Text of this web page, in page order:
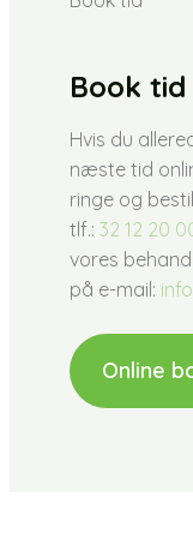
Book
Hvis du
næste tid
ringe og
tlf.: 32 12 20
vores
på e-mail:
Online